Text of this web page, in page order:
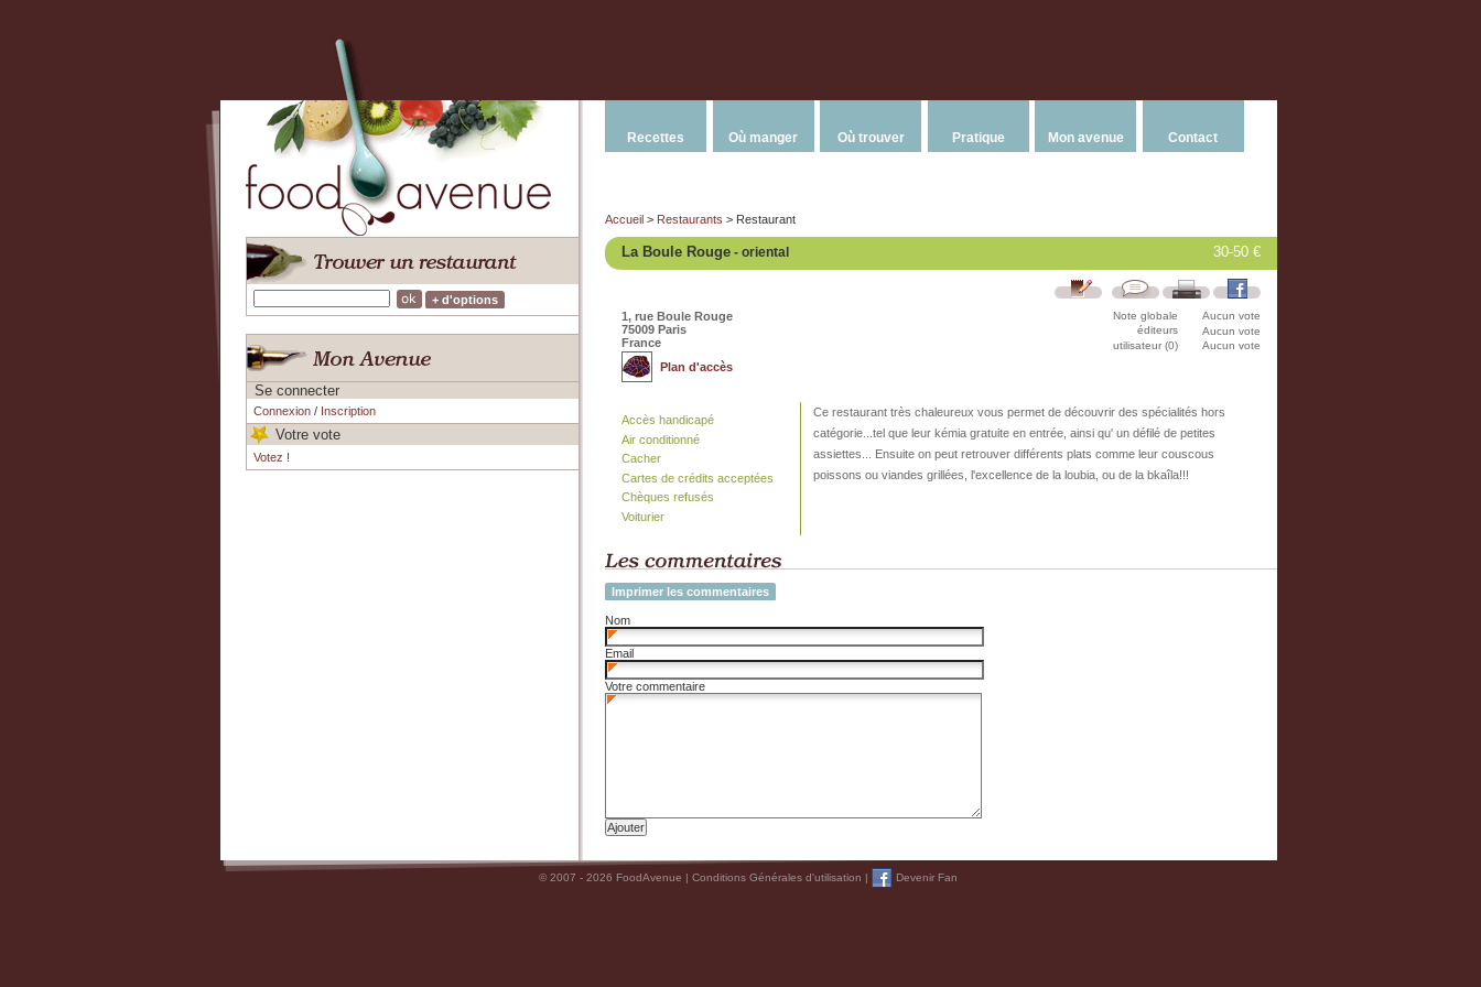
+ d'options
Se connecter
Connexion/ Inscription
Votre vote
Votez !
Recettes Où manger Où trouver Pratique Mon avenue Contact
Accueil > Restaurants > Restaurant
30-50 €
La Boule Rouge - oriental
Note globale
Aucun vote
éditeurs
Aucun vote
utilisateur (0)
Aucun vote
1, rue Boule Rouge
75009 Paris
France
Plan d'accès
Ce restaurant très chaleureux vous permet de découvrir des spécialités hors
catégorie...tel que leur kémia gratuite en entrée, ainsi qu' un défilé de petites
assiettes... Ensuite on peut retrouver différents plats comme leur couscous
poissons ou viandes grillées, l'excellence de la loubia, ou de la bkaîla!!!
Accès handicapé
Air conditionné
Cacher
Cartes de crédits acceptées
Chèques refusés
Voiturier
Imprimer les commentaires
Nom
Email
Votre commentaire
© 2007 - 2026 FoodAvenue | Conditions Générales d'utilisation | Devenir Fan